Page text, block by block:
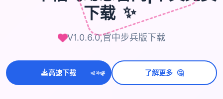
下载 ✨
V1.0.6.0,官中步兵版下载
高速下载 ✨⭐💫 了解更多 🤔